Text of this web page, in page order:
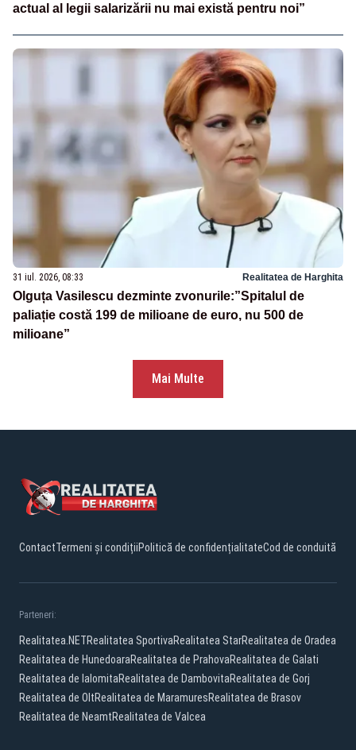
actual al legii salarizării nu mai există pentru noi”
31 iul. 2026, 08:33 Realitatea de Harghita
Olguța Vasilescu dezminte zvonurile:”Spitalul de
paliație costă 199 de milioane de euro, nu 500 de
milioane”
Mai Multe
ContactTermeni și condițiiPolitică de confidențialitateCod de conduită
Parteneri:
Realitatea.NETRealitatea SportivaRealitatea StarRealitatea de Oradea
Realitatea de HunedoaraRealitatea de PrahovaRealitatea de Galati
Realitatea de IalomitaRealitatea de DambovitaRealitatea de Gorj
Realitatea de OltRealitatea de MaramuresRealitatea de Brasov
Realitatea de NeamtRealitatea de Valcea